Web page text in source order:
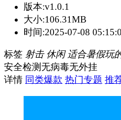
版本:v1.0.1
大小:106.31MB
时间:2025-07-08
标签 射击 休闲 适合暑假玩
安全检测 无病毒无外挂
详情 同类爆款 热门专题 推